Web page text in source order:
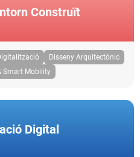
Construït
Disseny Arquitectònic
Smart Mobility
Digital